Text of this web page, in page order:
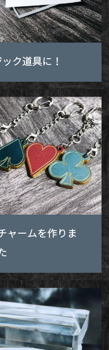
ク道具に！
ャームを作りま